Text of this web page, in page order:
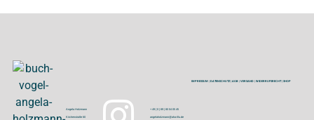
IMPRESSUM | DATENSCHUTZ| AGB | VERSAND | WIDERRUFSRECHT| SHOP
Angela Holzmann
Kirchenstraße 60
+ 49 ( 0 ) 89 | 80 04 05 45
angelaholzmann@aha-illu.de